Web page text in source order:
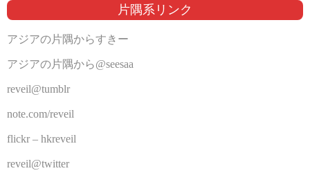
片隅系リンク
アジアの片隅からすきー
アジアの片隅から@seesaa
reveil@tumblr
note.com/reveil
flickr – hkreveil
reveil@twitter